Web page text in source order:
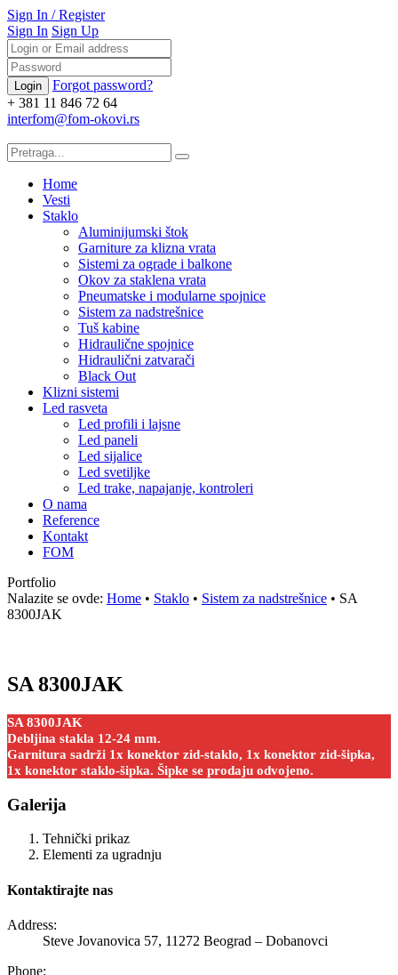
Sign In / Register
Sign In Sign Up
Forgot password?
+ 381 11 846 72 64
interfom@fom-okovi.rs
Home
Vesti
Staklo
Aluminijumski štok
Garniture za klizna vrata
Sistemi za ograde i balkone
Okov za staklena vrata
Pneumatske i modularne spojnice
Sistem za nadstrešnice
Tuš kabine
Hidraulične spojnice
Hidraulični zatvarači
Black Out
Klizni sistemi
Led rasveta
Led profili i lajsne
Led paneli
Led sijalice
Led svetiljke
Led trake, napajanje, kontroleri
O nama
Reference
Kontakt
FOM
Portfolio
Nalazite se ovde: Home • Staklo • Sistem za nadstrešnice • SA
8300JAK
SA 8300JAK
SA 8300JAK
Debljina stakla 12-24 mm.
Garnitura sadrži 1x konektor zid-staklo, 1x konektor zid-šipka,
1x konektor staklo-šipka. Šipke se prodaju odvojeno.
Galerija
Tehnički prikaz
Elementi za ugradnju
Kontaktirajte nas
Address:
Steve Jovanovica 57, 11272 Beograd – Dobanovci
Phone: